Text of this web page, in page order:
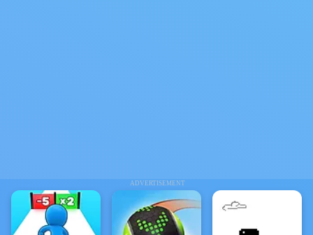
ADVERTISEMENT